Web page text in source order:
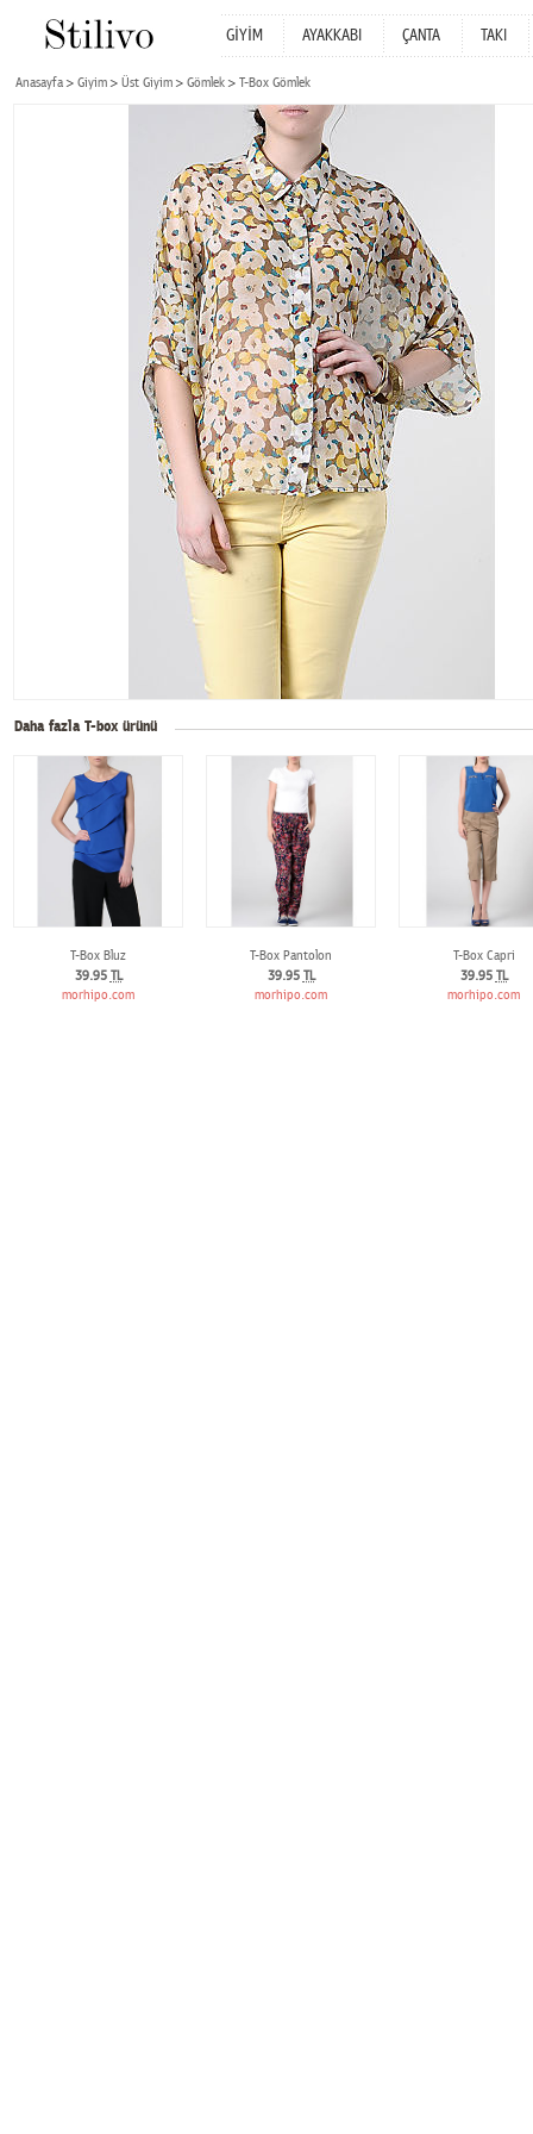
GİYİM AYAKKABI ÇANTA TAKI
Anasayfa Giyim Üst Giyim Gömlek T-Box Gömlek
Daha fazla T-box ürünü
T-Box Bluz
39.95 TL
morhipo.com
T-Box Pantolon
39.95 TL
morhipo.com
T-Box Capri
39.95 TL
morhipo.com